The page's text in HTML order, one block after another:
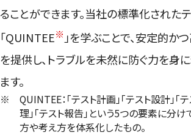
ることができます。当社の標準化された
「QUINTEE※ 」を学ぶことで、安定的か
を提供し、トラブルを未然に防ぐ力を身
ます。
※
QUINTEE：「テスト計画」「テスト設計」「
理」「テスト報告」という5つの要素に分
方や考え方を体系化したもの。